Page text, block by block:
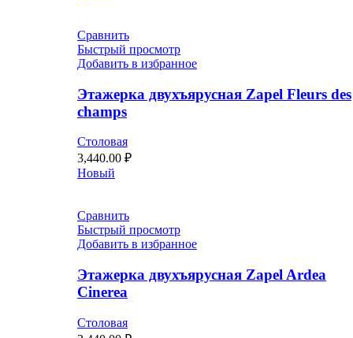
Сравнить
Быстрый просмотр
Добавить в избранное
Этажерка двухъярусная Zapel Fleurs des
champs
Столовая
3,440.00 ₽
Новый
Сравнить
Быстрый просмотр
Добавить в избранное
Этажерка двухъярусная Zapel Ardea
Cinerea
Столовая